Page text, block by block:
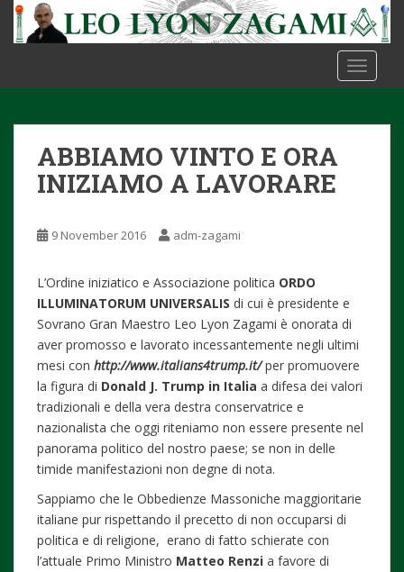
t
ABBIAMO VINTO E ORA
INIZIAMO A LAVORARE
9 November 2016 adm-zagami
L’Ordine iniziatico e Associazione politica ORDO
ILLUMINATORUM UNIVERSALIS di cui è presidente e
Sovrano Gran Maestro Leo Lyon Zagami è onorata di
aver promosso e lavorato incessantemente negli ultimi
mesi con http://www.italians4trump.it/per promuovere
la figura di Donald J. Trump in Italia a difesa dei valori
tradizionali e della vera destra conservatrice e
nazionalista che oggi riteniamo non essere presente nel
panorama politico del nostro paese; se non in delle
timide manifestazioni non degne di nota.
Sappiamo che le Obbedienze Massoniche maggioritarie
italiane pur rispettando il precetto di non occuparsi di
politica e di religione, erano di fatto schierate con
l’attuale Primo Ministro Matteo Renzi a favore di